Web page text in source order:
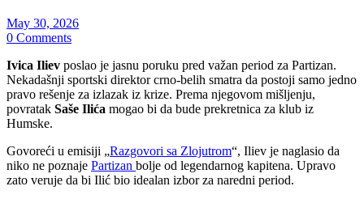
May 30, 2026
0 Comments
Ivica Iliev poslao je jasnu poruku pred važan period za Partizan.
Nekadašnji sportski direktor crno-belih smatra da postoji samo jedno
pravo rešenje za izlazak iz krize. Prema njegovom mišljenju,
povratak Saše Ilića mogao bi da bude prekretnica za klub iz
Humske.
Govoreći u emisiji „Razgovori sa Zlojutrom“, Iliev je naglasio da
niko ne poznaje Partizan bolje od legendarnog kapitena. Upravo
zato veruje da bi Ilić bio idealan izbor za naredni period.